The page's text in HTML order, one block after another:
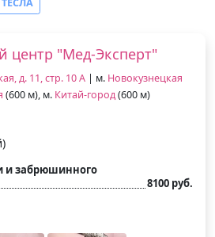
центр "Мед-Эксперт"
д. 11, стр. 10 А | м. Новокузнецкая
(600 м), м. Китай-город(600 м)
и забрюшинного
8100 руб.